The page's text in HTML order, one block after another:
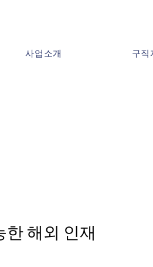
사업소개 구직
해외 인재